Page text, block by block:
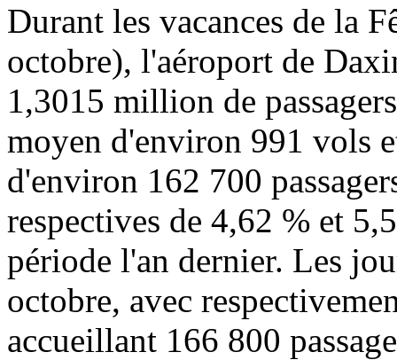
Durant les vacances de la
octobre), l'aéroport de
1,3015 million de
moyen d'environ 991 vols
d'environ 162 700
respectives de 4,62 % et
période l'an dernier. Les
octobre, avec
accueillant 166 800